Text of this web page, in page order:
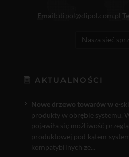
Email: dipol@dipol.com.pl
Nasza sieć
AKTUALNOŚCI
Nowe drzewo towarów w e-
produkty w obrębie systemu.
pojawiła się możliwość
produktowej pod kątem
kompatybilnych ze...